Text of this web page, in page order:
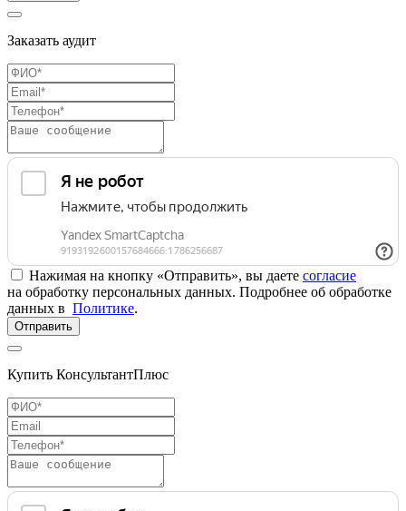
Заказать аудит
Нажимая на кнопку «Отправить», вы даете согласие
на обработку персональных данных. Подробнее об обработке
данных в Политике.
Отправить
Купить КонсультантПлюс